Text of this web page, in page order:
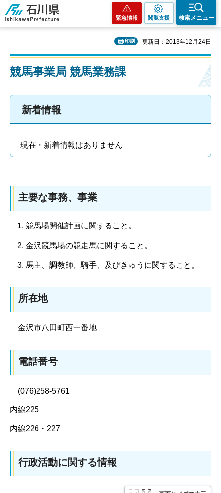
石川県
緊急情報 閲覧支援 検索メニュー
印刷 更新日：2013年12月24日
競馬事業局 競馬業務課
新着情報
現在・新着情報はありません
主要な事務、事業
競馬場開催計画に関すること。
金沢競馬場の競走馬に関すること。
馬主、調教師、騎手、及びきゅうに関すること。
所在地
金沢市八田町西一番地
電話番号
(076)258-5761
内線225
内線226・227
行政活動に関する情報